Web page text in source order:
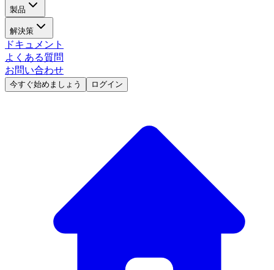
製品
解決策
ドキュメント
よくある質問
お問い合わせ
今すぐ始めましょう ログイン